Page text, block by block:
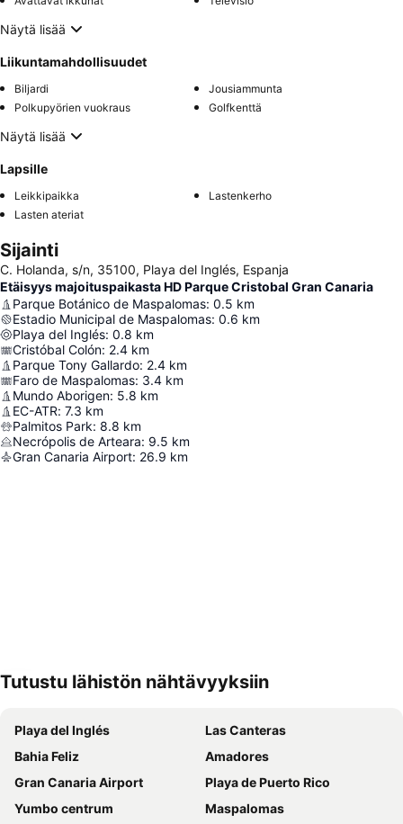
Näytä lisää
Liikuntamahdollisuudet
Biljardi
Jousiammunta
Polkupyörien vuokraus
Golfkenttä
Näytä lisää
Lapsille
Leikkipaikka
Lastenkerho
Lasten ateriat
Sijainti
C. Holanda, s/n, 35100, Playa del Inglés, Espanja
Etäisyys majoituspaikasta HD Parque Cristobal Gran Canaria
Parque Botánico de Maspalomas: 0.5 km
Estadio Municipal de Maspalomas: 0.6 km
Playa del Inglés: 0.8 km
Cristóbal Colón: 2.4 km
Parque Tony Gallardo: 2.4 km
Faro de Maspalomas: 3.4 km
Mundo Aborigen: 5.8 km
EC-ATR: 7.3 km
Palmitos Park: 8.8 km
Necrópolis de Arteara: 9.5 km
Gran Canaria Airport: 26.9 km
Tutustu lähistön nähtävyyksiin
Playa del Inglés
Las Canteras
Bahia Feliz
Amadores
Gran Canaria Airport
Playa de Puerto Rico
Yumbo centrum
Maspalomas